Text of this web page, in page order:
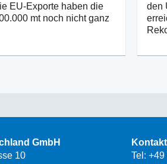
EU-Exporte haben die
mt noch nicht ganz
den
GmbH
10
Tel: +49